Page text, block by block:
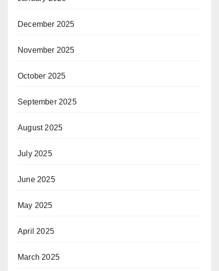
December 2025
November 2025
October 2025
September 2025
August 2025
July 2025
June 2025
May 2025
April 2025
March 2025